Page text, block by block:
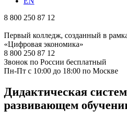
8 800 250 87 12
Первый колледж, созданный в
«Цифровая экономика»
8 800 250 87 12
Звонок по России бесплатный
Пн-Пт с 10:00 до 18:00 по Москве
Дидактическая
развивающем